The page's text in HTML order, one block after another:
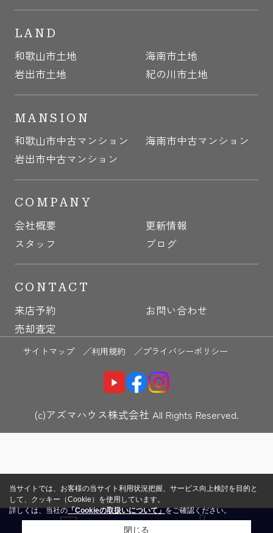
LAND
和歌山市土地
海南市土地
岩出市土地
紀の川市土地
MANSION
和歌山市中古マンション
海南市中古マンション
岩出市中古マンション
COMPANY
会社概要
更新情報
スタッフ
ブログ
CONTACT
来店予約
お問い合わせ
売却査定
サイトマップ ／利用規約 ／プライバシーポリシー
(c)アズマハウス株式会社 All Rights Reserved.
当サイトでは、お客様の当サイト利用状況把握、サービス向上検討を目的と
して、クッキー（Cookie）を使用しています。
詳しくは、当社の「Cookieの取扱いについて」をご確認ください。
閉じる